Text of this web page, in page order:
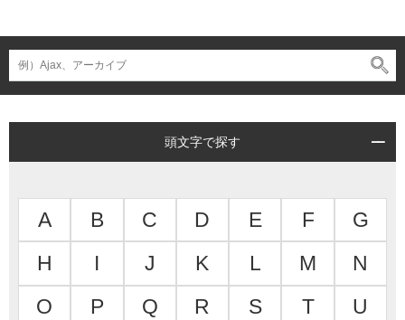
頭文字で探す
A B C D E F
G
H
I J K L M
N
O
P Q R S T
U